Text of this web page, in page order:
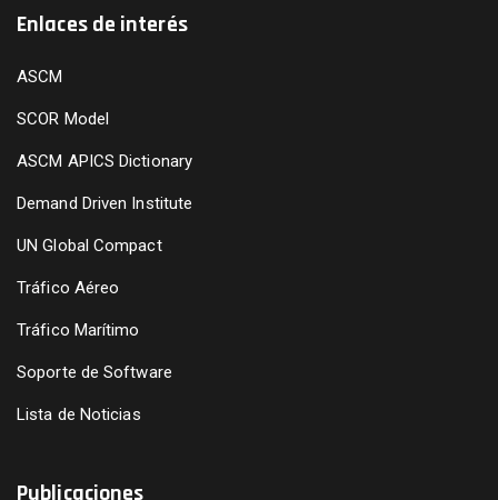
Enlaces de interés
ASCM
SCOR Model
ASCM APICS Dictionary
Demand Driven Institute
UN Global Compact
Tráfico Aéreo
Tráfico Marítimo
Soporte de Software
Lista de Noticias
Publicaciones